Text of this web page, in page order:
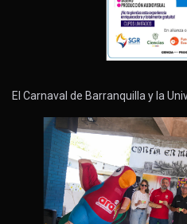
El Carnaval de Barranquilla y la